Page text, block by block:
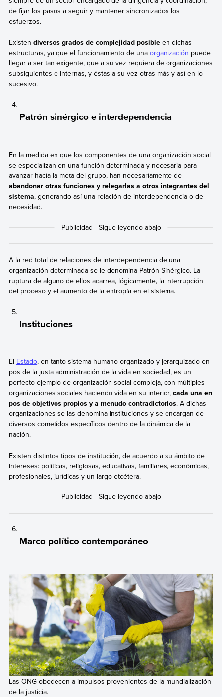
de fijar los pasos a seguir y mantener sincronizados los
esfuerzos.
Existen diversos grados de complejidad posibleen dichas
estructuras, ya que el funcionamiento de una organización puede
llegar a ser tan exigente, que a su vez requiera de organizaciones
subsiguientes e internas, y éstas a su vez otras más y así en lo
sucesivo.
Patrón sinérgico e interdependencia
En la medida en que los componentes de una organización social
se especializan en una función determinada y necesaria para
avanzar hacia la meta del grupo, han necesariamente de
abandonar otras funciones y relegarlas a otros integrantes del
sistema, generando así una relación de interdependencia o de
necesidad.
A la red total de relaciones de interdependencia de una
organización determinada se le denomina Patrón Sinérgico. La
ruptura de alguno de ellos acarrea, lógicamente, la interrupción
del proceso y el aumento de la entropía en el sistema.
Instituciones
El Estado, en tanto sistema humano organizado y jerarquizado en
pos de la justa administración de la vida en sociedad, es un
perfecto ejemplo de organización social compleja, con múltiples
organizaciones sociales haciendo vida en su interior, cada una en
pos de objetivos propios y a menudo contradictorios. A dichas
organizaciones se las denomina instituciones y se encargan de
diversos cometidos específicos dentro de la dinámica de la
nación.
Existen distintos tipos de institución, de acuerdo a su ámbito de
intereses: políticas, religiosas, educativas, familiares, económicas,
profesionales, jurídicas y un largo etcétera.
Marco político contemporáneo
Las ONG obedecen a impulsos provenientes de la mundialización
de la justicia.